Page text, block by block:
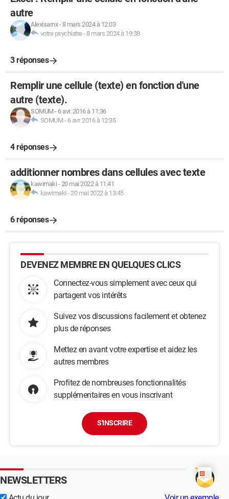
autre
Alexisarnx-8 mars 2024 à 12:03
votre psychiatre- 8 mars 2024 à 19:38
3 réponses
Remplir une cellule (texte) en fonction d'une
autre (texte).
SOMUM- 6 avr. 2016 à 11:36
SOMUM- 6 avr. 2016 à 12:35
4 réponses
additionner nombres dans cellules avec texte
kawimaki -20 mai 2022 à 11:41
kawimaki -20 mai 2022 à 13:45
6 réponses
DEVENEZ MEMBRE EN QUELQUES CLICS
Connectez-vous simplement avec ceux qui
partagent vos intérêts
Suivez vos discussions facilement et obtenez
plus de réponses
Mettez en avant votre expertise et aidez les
autres membres
Profitez de nombreuses fonctionnalités
supplémentaires en vous inscrivant
S'INSCRIRE
NEWSLETTERS